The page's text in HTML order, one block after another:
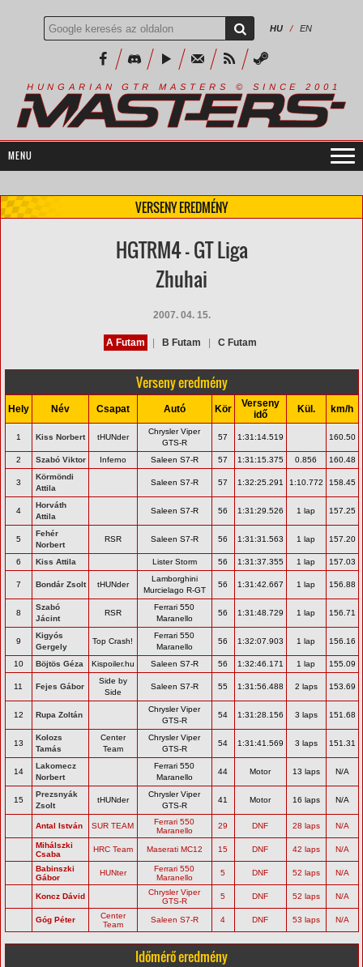
HU / EN
H U N G A R I A N G T R M A S T E R S © S I N C E 2 0 0 1
VERSENY EREDMÉNY
HGTRM4 - GT Liga
Zhuhai
2007. 04. 15.
A Futam B Futam C Futam
Verseny eredmény
Hely Név Csapat Autó Kör
Verseny
idő
Kül. km/h
1 Kiss Norbert tHUNder
Chrysler Viper
GTS-R
57 1:31:14.519 160.50
2 Szabó Viktor Inferno Saleen S7-R 57 1:31:15.375 0.856 160.48
3
Körmöndi
Attila
Saleen S7-R 57 1:32:25.291 1:10.772 158.45
4
Horváth
Attila
Saleen S7-R 56 1:31:29.526 1 lap 157.25
5
Fehér
Norbert
RSR Saleen S7-R 56 1:31:31.563 1 lap 157.20
6 Kiss Attila Lister Storm 56 1:31:37.355 1 lap 157.03
7 Bondár Zsolt tHUNder
Lamborghini
Murcielago R-GT
56 1:31:42.667 1 lap 156.88
8
Szabó
Jácint
RSR
Ferrari 550
Maranello
56 1:31:48.729 1 lap 156.71
9
Kigyós
Gergely
Top Crash!
Ferrari 550
Maranello
56 1:32:07.903 1 lap 156.16
10 Böjtös Géza Kispoiler.hu Saleen S7-R 56 1:32:46.171 1 lap 155.09
11 Fejes Gábor
Side by
Side
Saleen S7-R 55 1:31:56.488 2 laps 153.69
12 Rupa Zoltán
Chrysler Viper
GTS-R
54 1:31:28.156 3 laps 151.68
13
Kolozs
Tamás
Center
Team
Chrysler Viper
GTS-R
54 1:31:41.569 3 laps 151.31
14
Lakomecz
Norbert
Ferrari 550
Maranello
44 Motor 13 laps N/A
15
Prezsnyák
Zsolt
tHUNder
Chrysler Viper
GTS-R
41 Motor 16 laps N/A
Antal István SUR TEAM
Ferrari 550
Maranello
29 DNF 28 laps N/A
Mihálszki
Csaba
HRC Team Maserati MC12 15 DNF 42 laps N/A
Babinszki
Gábor
HUNter
Ferrari 550
Maranello
5 DNF 52 laps N/A
Koncz Dávid
Chrysler Viper
GTS-R
5 DNF 52 laps N/A
Góg Péter
Center
Team
Saleen S7-R 4 DNF 53 laps N/A
Időmérő eredmény